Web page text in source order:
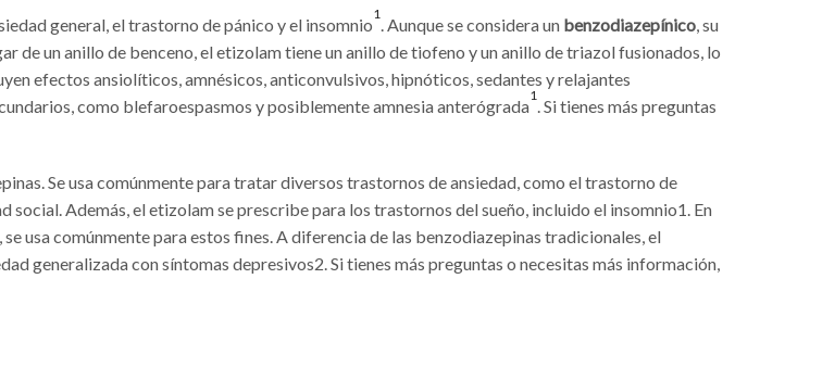
general, el trastorno de pánico y el insomnio
1
. Aunque se considera un benzodiazepínico, su
de un anillo de benceno, el etizolam tiene un anillo de tiofeno y un anillo de triazol fusionados, lo
efectos ansiolíticos, amnésicos, anticonvulsivos, hipnóticos, sedantes y relajantes
como blefaroespasmos y posiblemente amnesia anterógrada
1
. Si tienes más preguntas
Se usa comúnmente para tratar diversos trastornos de ansiedad, como el trastorno de
Además, el etizolam se prescribe para los trastornos del sueño, incluido el insomnio1. En
usa comúnmente para estos fines. A diferencia de las benzodiazepinas tradicionales, el
generalizada con síntomas depresivos2. Si tienes más preguntas o necesitas más información,